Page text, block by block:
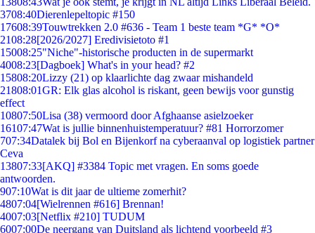
3708:40Dierenlepeltopic #150
17608:39Touwtrekken 2.0 #636 - Team 1 beste team *G* *O*
2108:28[2026/2027] Eredivisietoto #1
15008:25"Niche"-historische producten in de supermarkt
4008:23[Dagboek] What's in your head? #2
15808:20Lizzy (21) op klaarlichte dag zwaar mishandeld
21808:01GR: Elk glas alcohol is riskant, geen bewijs voor gunstig
effect
10807:50Lisa (38) vermoord door Afghaanse asielzoeker
16107:47Wat is jullie binnenhuistemperatuur? #81 Horrorzomer
707:34Datalek bij Bol en Bijenkorf na cyberaanval op logistiek partner
Ceva
13807:33[AKQ] #3384 Topic met vragen. En soms goede
antwoorden.
907:10Wat is dit jaar de ultieme zomerhit?
4807:04[Wielrennen #616] Brennan!
4007:03[Netflix #210] TUDUM
6007:00De neergang van Duitsland als lichtend voorbeeld #3